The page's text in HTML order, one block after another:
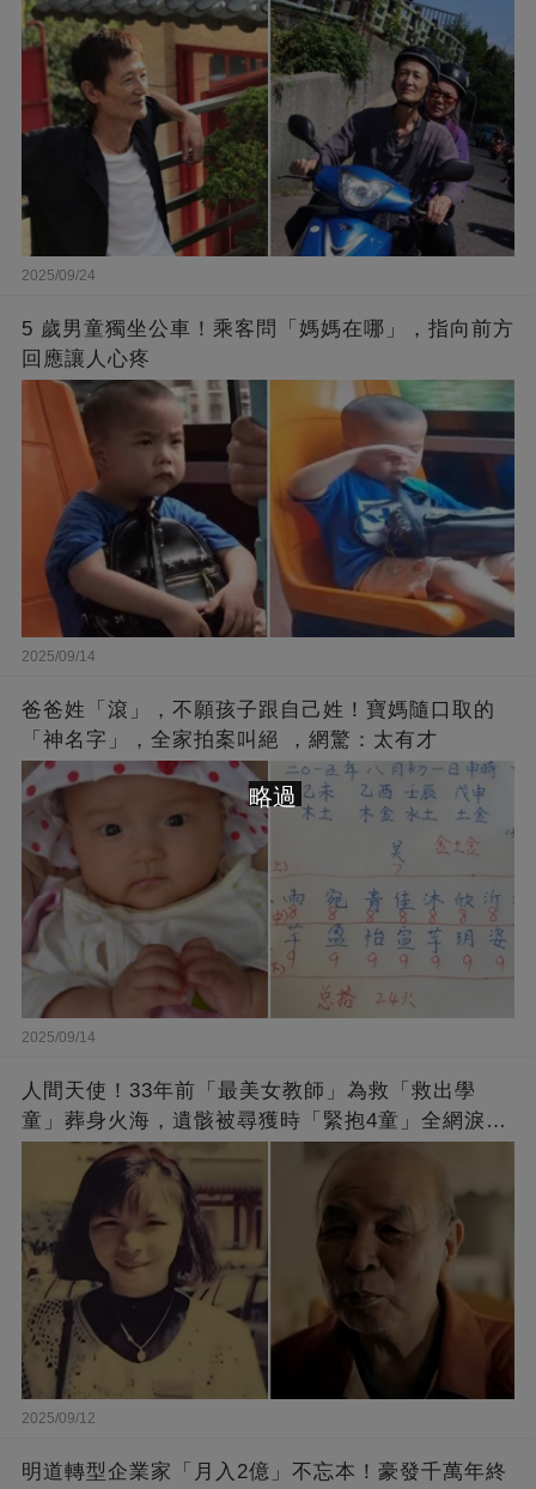
2025/09/24
5 歲男童獨坐公車！乘客問「媽媽在哪」，指向前方
回應讓人心疼
2025/09/14
爸爸姓「滾」，不願孩子跟自己姓！寶媽隨口取的
「神名字」，全家拍案叫絕 ，網驚：太有才
2025/09/14
人間天使！33年前「最美女教師」為救「救出學
童」葬身火海，遺骸被尋獲時「緊抱4童」全網淚
崩：真正的英雄不該被遺忘
2025/09/12
明道轉型企業家「月入2億」不忘本！豪發千萬年終
略過